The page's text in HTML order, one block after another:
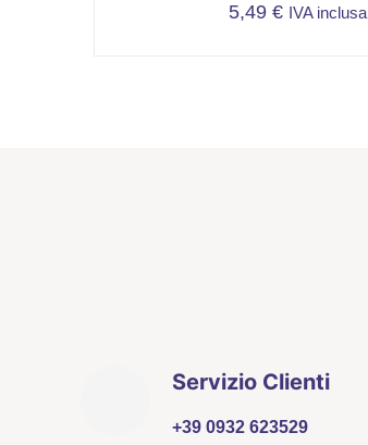
5,49 € IVA inclusa
Servizio Clienti
+39 0932 623529